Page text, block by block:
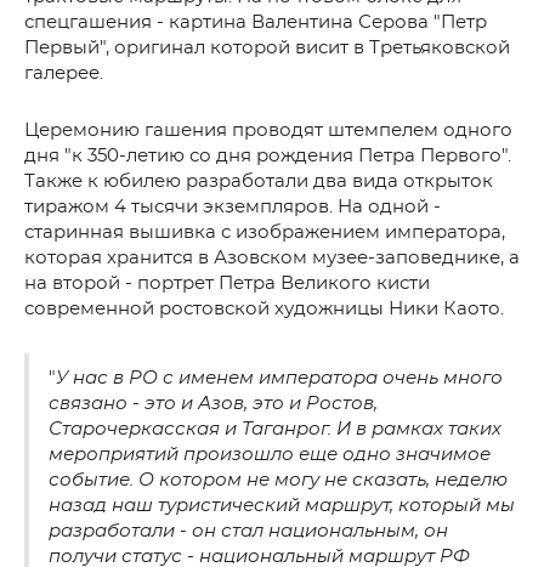
спецгашения - картина Валентина Серова "Петр
Первый", оригинал которой висит в Третьяковской
галерее.
Церемонию гашения проводят штемпелем одного
дня "к 350-летию со дня рождения Петра Первого".
Также к юбилею разработали два вида открыток
тиражом 4 тысячи экземпляров. На одной -
старинная вышивка с изображением императора,
которая хранится в Азовском музее-заповеднике, а
на второй - портрет Петра Великого кисти
современной ростовской художницы Ники Каото.
"У нас в РО с именем императора очень много
связано - это и Азов, это и Ростов,
Старочеркасская и Таганрог. И в рамках таких
мероприятий произошло еще одно значимое
событие. О котором не могу не сказать, неделю
назад наш туристический маршрут, который мы
разработали - он стал национальным, он
получи статус - национальный маршрут РФ